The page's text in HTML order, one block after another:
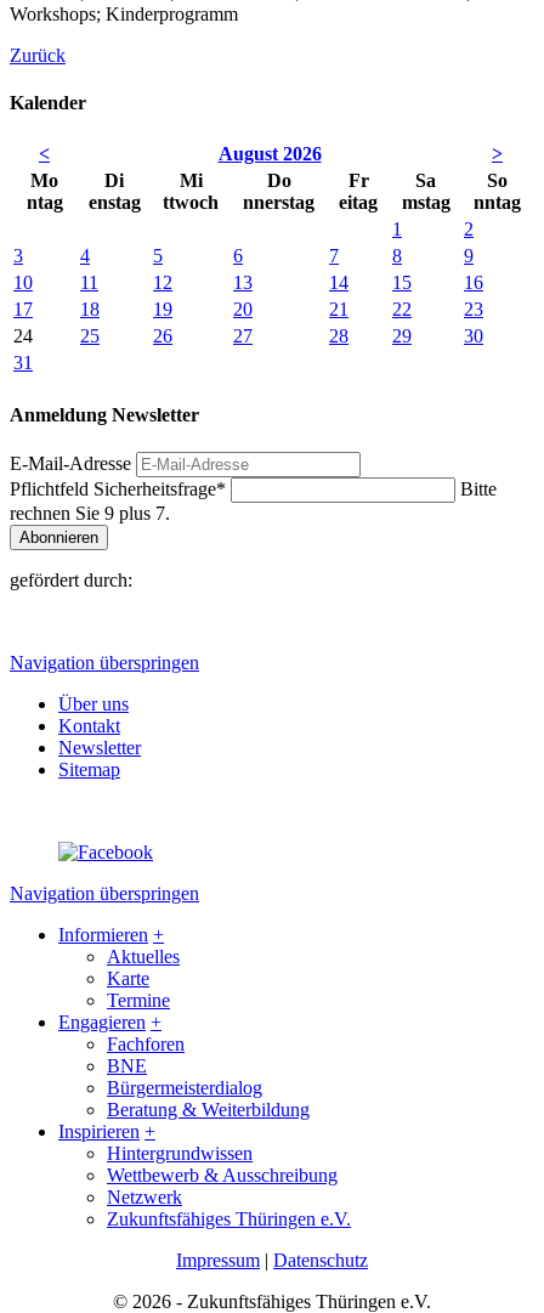
Workshops; Kinderprogramm
Zurück
Kalender
< August 2026
>
Mo
ntag
Di
enstag
Mi
ttwoch
Do
nnerstag
Fr
eitag
Sa
mstag
So
nntag
1
2
3
4 5 6 7 8
9
10
11 12 13 14 15
16
17
18 19 20 21 22
23
24
25 26 27 28 29
30
31
Anmeldung Newsletter
E-Mail-Adresse
Pflichtfeld Sicherheitsfrage*
Bitte
rechnen Sie 9 plus 7.
Abonnieren
gefördert durch:
Navigation überspringen
Über uns
Kontakt
Newsletter
Sitemap
Navigation überspringen
Informieren +
Aktuelles
Karte
Termine
Engagieren +
Fachforen
BNE
Bürgermeisterdialog
Beratung & Weiterbildung
Inspirieren +
Hintergrundwissen
Wettbewerb & Ausschreibung
Netzwerk
Zukunftsfähiges Thüringen e.V.
Impressum | Datenschutz
© 2026 - Zukunftsfähiges Thüringen e.V.